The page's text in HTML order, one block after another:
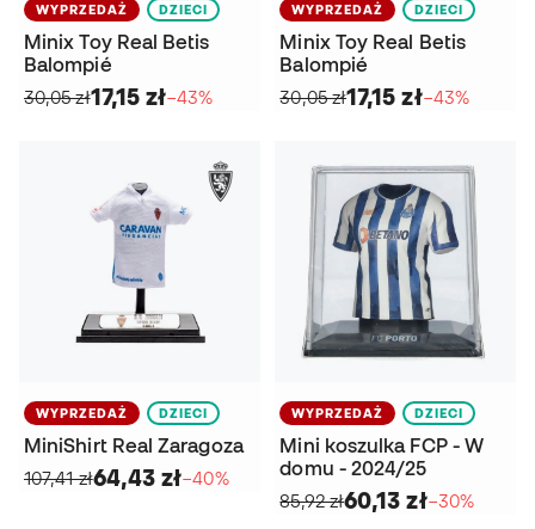
WYPRZEDAŻ DZIECI
Minix Toy Real Betis
Balompié
30,05 zł17,15 zł−43%
WYPRZEDAŻ DZIECI
Minix Toy Real Betis
Balompié
30,05 zł17,15 zł−43%
WYPRZEDAŻ DZIECI
MiniShirt Real Zaragoza
107,41 zł64,43 zł−40%
WYPRZEDAŻ DZIECI
Mini koszulka FCP - W
domu - 2024/25
85,92 zł60,13 zł−30%